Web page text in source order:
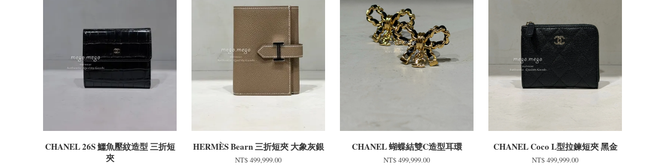
CHANEL 26S 鱷魚壓紋造型 三折短
夾
HERMÈS Bearn 三折短夾 大象灰銀
NT$ 499,999.00
CHANEL 蝴蝶結雙C造型耳環
NT$ 499,999.00
CHANEL Coco L型拉鍊短夾 黑金
NT$ 499,999.00